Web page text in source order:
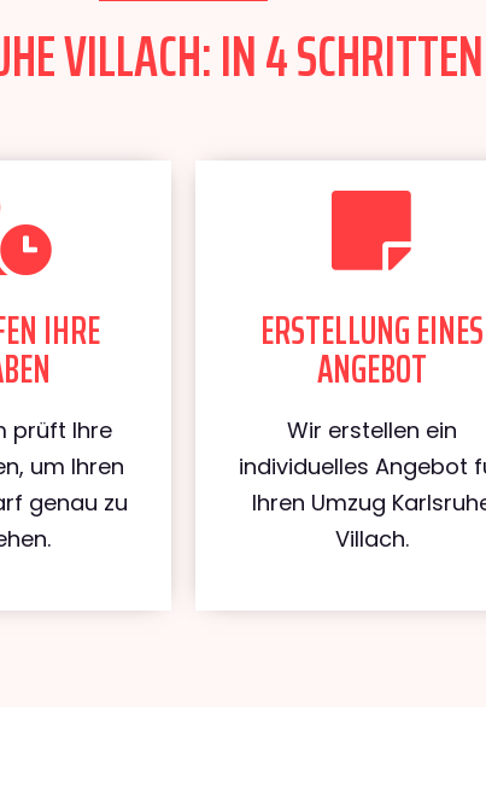
VILLACH: IN 4
IHRE
prüft Ihre
um Ihren
genau zu
ERSTELLUNG EINES
ANGEBOT
Wir erstellen ein
individuelles Angebot
Ihren Umzug
Villach.